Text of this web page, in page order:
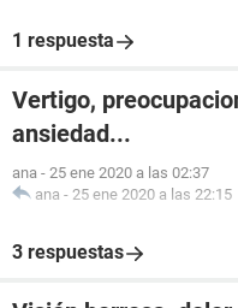
1 respuesta
Vertigo,
ansiedad...
ana - 25 ene 2020 a las 02:37
ana - 25 ene 2020 a las 22:15
3 respuestas